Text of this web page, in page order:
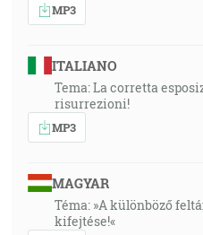
MP3
ITALIANO
Tema: La corretta
risurrezioni!
MP3
MAGYAR
Téma: »A különböző
kifejtése!«